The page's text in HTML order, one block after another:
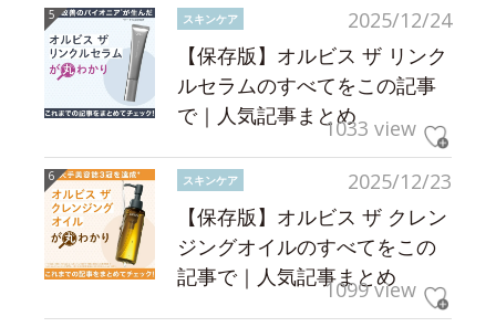
2025/12/24
スキンケア
【保存版】オルビス ザ リンク
ルセラムのすべてをこの記事
で｜人気記事まとめ1033 view
2025/12/23
スキンケア
【保存版】オルビス ザ クレン
ジングオイルのすべてをこの
記事で｜人気記事まとめ
1099 view